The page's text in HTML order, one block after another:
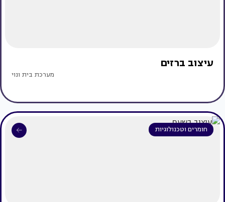
עיצוב ברזים
מערכת בית ונוי
חומרים וטכנולוגיות